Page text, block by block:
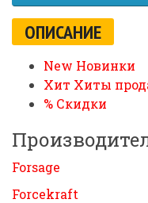
ОПИСАНИЕ
New Новинки
Хит Хиты
% Скидки
Forsage
Forcekraft